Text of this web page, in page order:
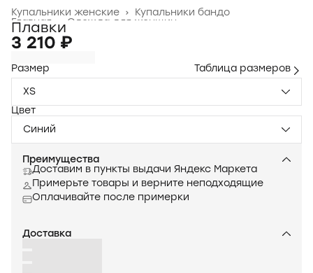
Купальники бандо
Купальники женские ›
Одежда для женщин
Главная ›
Плавки
3 210 ₽
Размер
Таблица размеров
XS
Цвет
Синий
Преимущества
Доставим в пункты выдачи Яндекс Маркета
Примерьте товары и верните неподходящие
Оплачивайте после примерки
Доставка